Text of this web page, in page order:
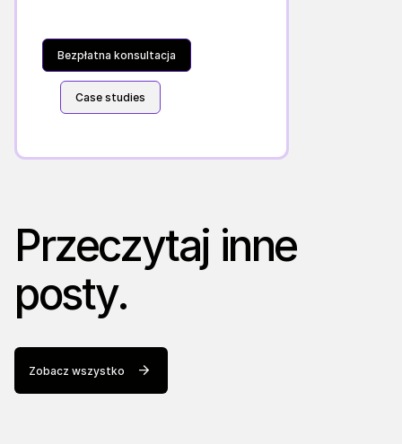
Bezpłatna konsultacja
Case studies
Przeczytaj inne
posty.
Zobacz wszystko